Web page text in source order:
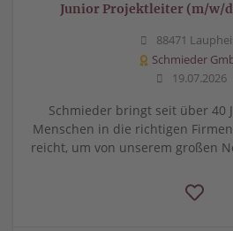
Junior Projektleiter (m/w/
88471
Schmieder
19.07.2026
Schmieder bringt seit über 40
Menschen in die richtigen
reicht, um von unserem großen